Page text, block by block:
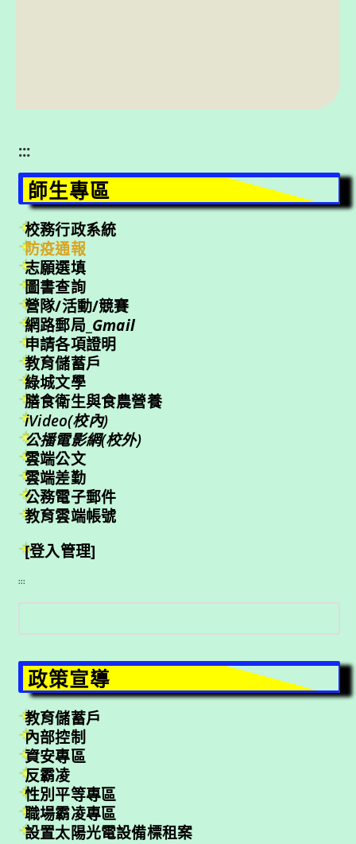
:::
師生專區
校務行政系統
防疫通報
志願選填
圖書查詢
營隊/活動/競賽
網路郵局_ Gmail
申請各項證明
教育儲蓄戶
綠城文學
膳食衛生與食農營養
iVideo(校內)
公播電影網(校外)
雲端公文
雲端差勤
公務電子郵件
教育雲端帳號
[登入管理]
:::
搜
尋
政策宣導
教育儲蓄戶
內部控制
資安專區
反霸凌
性別平等專區
職場霸凌專區
設置太陽光電設備標租案